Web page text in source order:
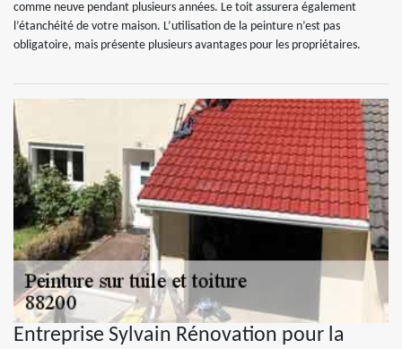
comme neuve pendant plusieurs années. Le toit assurera également
l’étanchéité de votre maison. L’utilisation de la peinture n’est pas
obligatoire, mais présente plusieurs avantages pour les propriétaires.
Entreprise Sylvain Rénovation pour la